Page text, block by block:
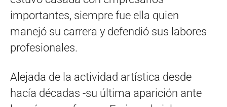
importantes, siempre fue ella quien
manejó su carrera y defendió sus labores
profesionales.
Alejada de la actividad artística desde
hacía décadas -su última aparición ante